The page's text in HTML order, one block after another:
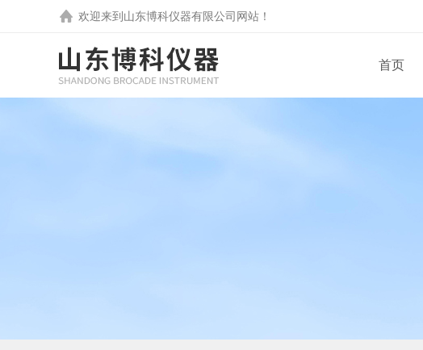
欢迎来到 山东博科仪器有限公司 网站！
首页